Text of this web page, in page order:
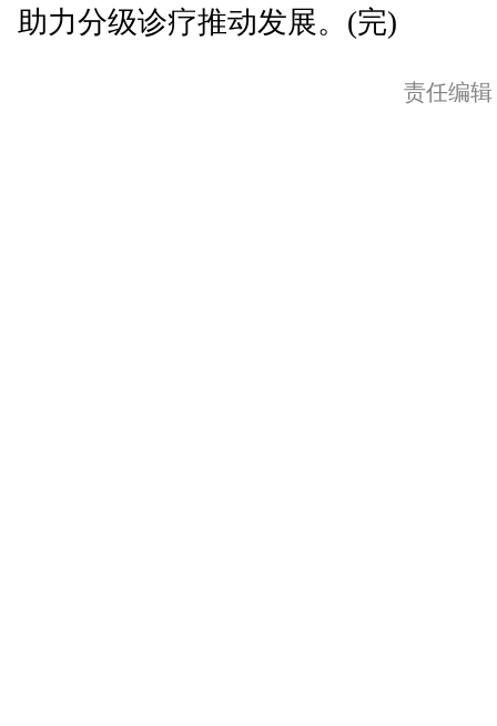
助力分级诊疗推动发展。(完)
责任编